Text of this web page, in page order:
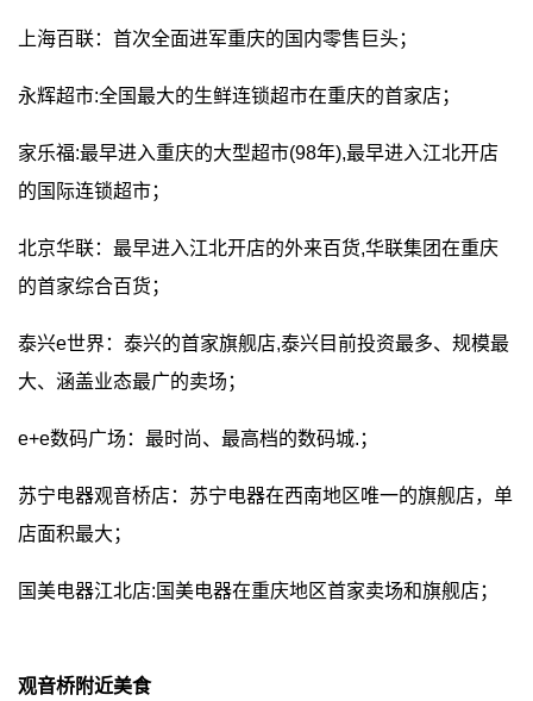
上海百联：首次全面进军重庆的国内零售巨头；
永辉超市:全国最大的生鲜连锁超市在重庆的首家店；
家乐福:最早进入重庆的大型超市(98年),最早进入江北开店
的国际连锁超市；
北京华联：最早进入江北开店的外来百货,华联集团在重庆
的首家综合百货；
泰兴e世界：泰兴的首家旗舰店,泰兴目前投资最多、规模最
大、涵盖业态最广的卖场；
e+e数码广场：最时尚、最高档的数码城.；
苏宁电器观音桥店：苏宁电器在西南地区唯一的旗舰店，单
店面积最大；
国美电器江北店:国美电器在重庆地区首家卖场和旗舰店；
观音桥附近美食